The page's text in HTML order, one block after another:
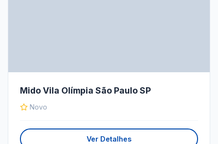
Mido Vila Olímpia São Paulo SP
Novo
Ver Detalhes